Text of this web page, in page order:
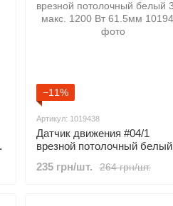
−11%
Артикул: 1019438
Датчик движения #04/1
врезной потолочный белый
264 грн/шт.
235 грн/шт.